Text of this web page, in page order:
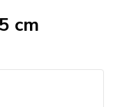
cm